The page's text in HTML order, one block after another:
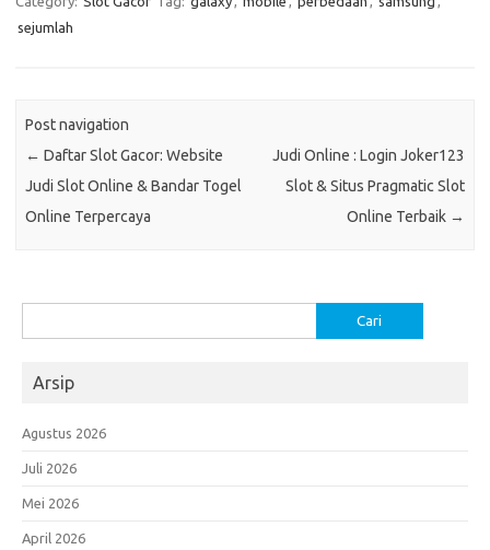
sejumlah
Post navigation
← Daftar Slot Gacor: Website
Judi Slot Online & Bandar Togel
Online Terpercaya
Judi Online : Login Joker123
Slot & Situs Pragmatic Slot
Online Terbaik →
untuk:
Arsip
Agustus 2026
Juli 2026
Mei 2026
April 2026